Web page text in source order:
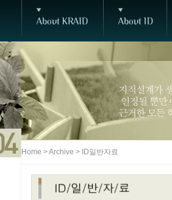
Home > Archive > ID일반자료